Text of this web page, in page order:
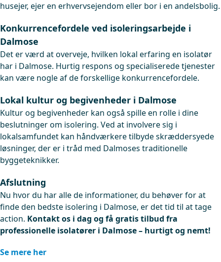
husejer, ejer en erhvervsejendom eller bor i en andelsbolig.
Konkurrencefordele ved isoleringsarbejde i
Dalmose
Det er værd at overveje, hvilken lokal erfaring en isolatør
har i Dalmose. Hurtig respons og specialiserede tjenester
kan være nogle af de forskellige konkurrencefordele.
Lokal kultur og begivenheder i Dalmose
Kultur og begivenheder kan også spille en rolle i dine
beslutninger om isolering. Ved at involvere sig i
lokalsamfundet kan håndværkere tilbyde skræddersyede
løsninger, der er i tråd med Dalmoses traditionelle
byggeteknikker.
Afslutning
Nu hvor du har alle de informationer, du behøver for at
finde den bedste isolering i Dalmose, er det tid til at tage
action. Kontakt os i dag og få gratis tilbud fra
professionelle isolatører i Dalmose – hurtigt og nemt!
Se mere her